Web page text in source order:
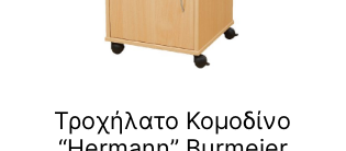
Τροχήλατο Κομοδίνο